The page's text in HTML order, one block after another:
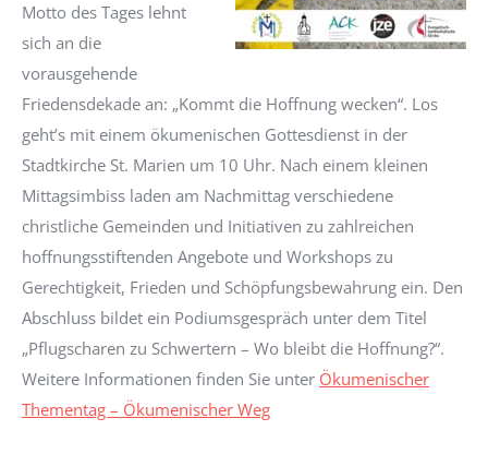
Motto des Tages lehnt
sich an die
vorausgehende
Friedensdekade an: „Kommt die Hoffnung wecken“. Los
geht’s mit einem ökumenischen Gottesdienst in der
Stadtkirche St. Marien um 10 Uhr. Nach einem kleinen
Mittagsimbiss laden am Nachmittag verschiedene
christliche Gemeinden und Initiativen zu zahlreichen
hoffnungsstiftenden Angebote und Workshops zu
Gerechtigkeit, Frieden und Schöpfungsbewahrung ein. Den
Abschluss bildet ein Podiumsgespräch unter dem Titel
„Pflugscharen zu Schwertern – Wo bleibt die Hoffnung?“.
Weitere Informationen finden Sie unter Ökumenischer
Thementag – Ökumenischer Weg